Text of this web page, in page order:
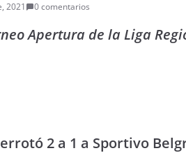
2021 0 comentarios
Apertura de la Liga
2 a 1 a Sportivo